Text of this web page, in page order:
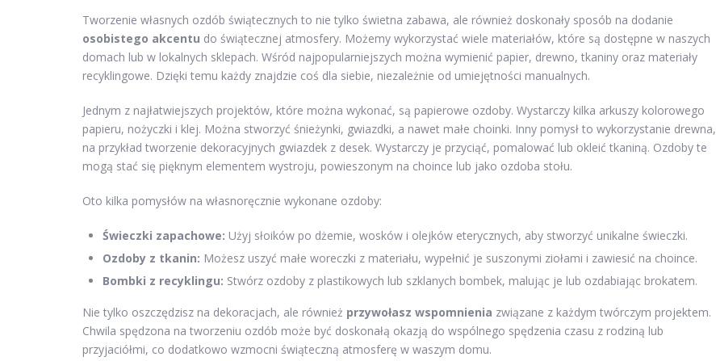
Tworzenie własnych ozdób świątecznych to nie tylko świetna zabawa, ale również doskonały sposób na dodanie
osobistego akcentu do świątecznej atmosfery. Możemy wykorzystać wiele materiałów, które są dostępne w naszych
domach lub w lokalnych sklepach. Wśród najpopularniejszych można wymienić papier, drewno, tkaniny oraz materiały
recyklingowe. Dzięki temu każdy znajdzie coś dla siebie, niezależnie od umiejętności manualnych.
Jednym z najłatwiejszych projektów, które można wykonać, są papierowe ozdoby. Wystarczy kilka arkuszy kolorowego
papieru, nożyczki i klej. Można stworzyć śnieżynki, gwiazdki, a nawet małe choinki. Inny pomysł to wykorzystanie drewna,
na przykład tworzenie dekoracyjnych gwiazdek z desek. Wystarczy je przyciąć, pomalować lub okleić tkaniną. Ozdoby te
mogą stać się pięknym elementem wystroju, powieszonym na choince lub jako ozdoba stołu.
Oto kilka pomysłów na własnoręcznie wykonane ozdoby:
Świeczki zapachowe: Użyj słoików po dżemie, wosków i olejków eterycznych, aby stworzyć unikalne świeczki.
Ozdoby z tkanin: Możesz uszyć małe woreczki z materiału, wypełnić je suszonymi ziołami i zawiesić na choince.
Bombki z recyklingu: Stwórz ozdoby z plastikowych lub szklanych bombek, malując je lub ozdabiając brokatem.
Nie tylko oszczędzisz na dekoracjach, ale również przywołasz wspomnienia związane z każdym twórczym projektem.
Chwila spędzona na tworzeniu ozdób może być doskonałą okazją do wspólnego spędzenia czasu z rodziną lub
przyjaciółmi, co dodatkowo wzmocni świąteczną atmosferę w waszym domu.